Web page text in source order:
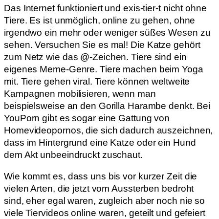
Das Internet funktioniert und exis-tier-t nicht ohne
Tiere. Es ist unmöglich, online zu gehen, ohne
irgendwo ein mehr oder weniger süßes Wesen zu
sehen. Versuchen Sie es mal! Die Katze gehört
zum Netz wie das @-Zeichen. Tiere sind ein
eigenes Meme-Genre. Tiere machen beim Yoga
mit. Tiere gehen viral. Tiere können weltweite
Kampagnen mobilisieren, wenn man
beispielsweise an den Gorilla Harambe denkt. Bei
YouPorn gibt es sogar eine Gattung von
Homevideopornos, die sich dadurch auszeichnen,
dass im Hintergrund eine Katze oder ein Hund
dem Akt unbeeindruckt zuschaut.
Wie kommt es, dass uns bis vor kurzer Zeit die
vielen Arten, die jetzt vom Aussterben bedroht
sind, eher egal waren, zugleich aber noch nie so
viele Tiervideos online waren, geteilt und gefeiert